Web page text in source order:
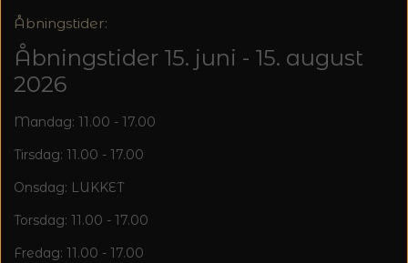
Åbningstider:
Åbningstider 15. juni - 15. august
2026
Mandag: 11.00 - 17.00
Tirsdag: 11.00 - 17.00
Onsdag: LUKKET
Torsdag: 11.00 - 17.00
Fredag: 11.00 - 17.00